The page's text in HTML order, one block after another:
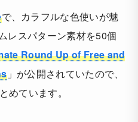
で、カラフルな色使いが魅
レスパターン素材を50個
Round Up of Free and
」が公開されていたので、
めています。